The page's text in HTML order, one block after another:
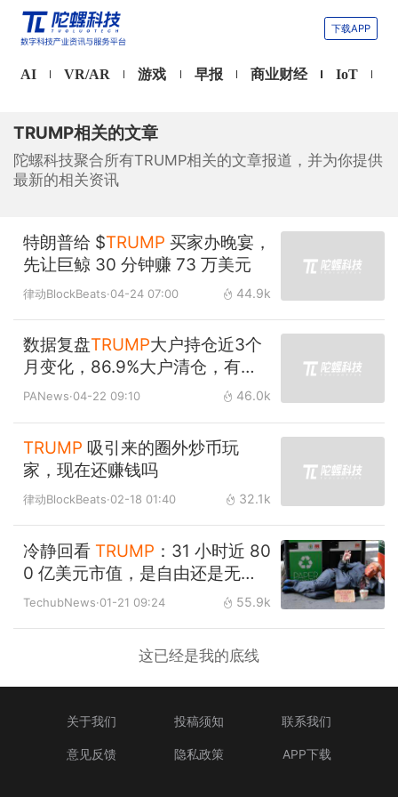
下载APP
AI VR/AR 游戏 早报 商业财经 IoT
TRUMP相关的文章
陀螺科技聚合所有TRUMP相关的文章报道，并为你提供
最新的相关资讯
特朗普给 $TRUMP 买家办晚宴，
先让巨鲸 30 分钟赚 73 万美元
律动BlockBeats·04-24 07:00 44.9k
数据复盘TRUMP大户持仓近3个
月变化，86.9%大户清仓，有人
浮亏超3000万美元
PANews·04-22 09:10 46.0k
TRUMP 吸引来的圈外炒币玩
家，现在还赚钱吗
律动BlockBeats·02-18 01:40 32.1k
冷静回看 TRUMP ：31 小时近 80
0 亿美元市值，是自由还是无
序？
TechubNews·01-21 09:24 55.9k
这已经是我的底线
关于我们 投稿须知 联系我们
意见反馈 隐私政策 APP下载